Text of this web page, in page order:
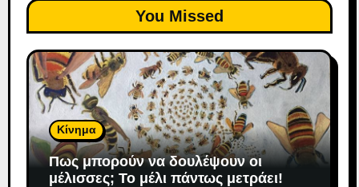
You Missed
Κίνημα
Πως μπορούν να δουλέψουν οι
μέλισσες; To μέλι πάντως μετράει!